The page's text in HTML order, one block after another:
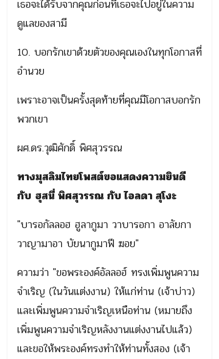
เธอจะได้รับจากคุณก่อนที่เธอจะไปอยู่ในความ
ดูแลของสามี
10. บอกรักเขาด้วยตัวของคุณเองในทุกโอกาสที่
อำนวย
เพราะอาจเป็นครั้งสุดท้ายที่คุณมีโอกาสบอกรัก
พวกเขา
ผศ.ดร.วุฒิศักดิ์ พิศสุวรรณ
ทางมุสลิมไทยโพสต์ขอแสดงความยินดี
กับ ฮุสนี่ พิศสุวรรณ กับ ไอลดา สุโงะ
"บารอกัลลอฮ ฮูลากูมา วาบารอกา อาลัยกา
วาญามาอา บัยนากูมาฟี ฆอย"
ความว่า "ขอพระองค์อัลลอฮ์ ทรงเพิ่มพูนความ
จำเริญ (ในวันแต่งงาน) ให้แก่ท่าน (เจ้าบ่าว)
และเพิ่มพูนความจำเริญเหนือท่าน (หมายถึง
เพิ่มพูนความจำเริญหลังงานแต่งงานไปแล้ว)
และขอให้พระองค์ทรงทำให้ท่านทั้งสอง (เจ้า